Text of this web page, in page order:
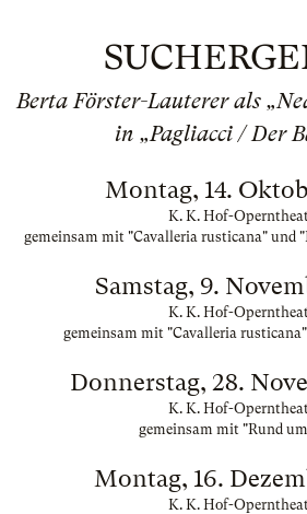
Berta Förster-Lauterer als
in „Pagliacci / Der
Montag, 14.
K. K. Hof-
gemeinsam mit "Cavalleria rusticana" und
Samstag, 9.
K. K. Hof-
gemeinsam mit "Cavalleria
Donnerstag, 28.
K. K. Hof-
gemeinsam mit "Rund
Montag, 16.
K. K. Hof-